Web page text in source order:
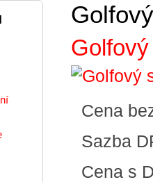
Cena
Sazba
Cena s